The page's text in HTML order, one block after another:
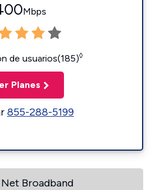
Mbps
de usuarios(185)◊
Planes
855-288-5199
Broadband